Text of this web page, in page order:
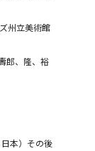
州立美術館
郎、隆、裕
日本）その後